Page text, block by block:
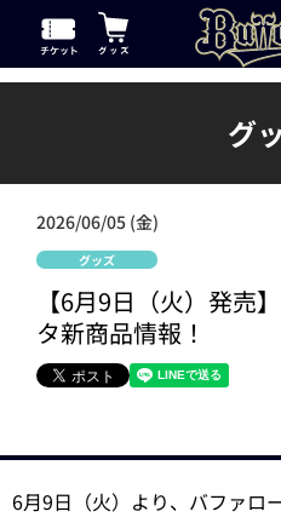
グ
2026/06/05 (金)
グッズ
【6月9日（火）発売
タ新商品情報！
6月9日（火）より、バファ